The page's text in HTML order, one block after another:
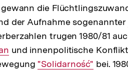
die
der Aufnahme sogenannter
trugen 1980/81
und innenpolitische
Interner
"Solidarność" bei.